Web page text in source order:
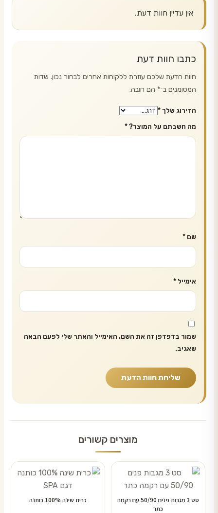
אין עדיין חוות דעת.
כתבו חוות דעת
חוות הדעת שלכם עוזרת ללקוחות אחרים לבחור נכון. שדות
המסומנים ב־* הם חובה.
הדירוג שלך*
מה חשבתם על המוצר?*
שם *
אימייל *
שמור בדפדפן זה את השם, האימייל והאתר שלי לפעם הבאה
שאגיב.
מוצרים קשורים
סט 3 מגבות פנים 50/90 עם רקמה
כתר
למוצר
זה
יש
כרית שינה 100% כותנה